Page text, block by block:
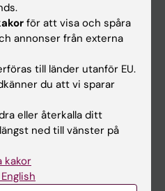
för att visa och spåra
annonser från externa
till länder utanför EU.
du att vi sparar
eller återkalla ditt
ned till vänster på
kakor